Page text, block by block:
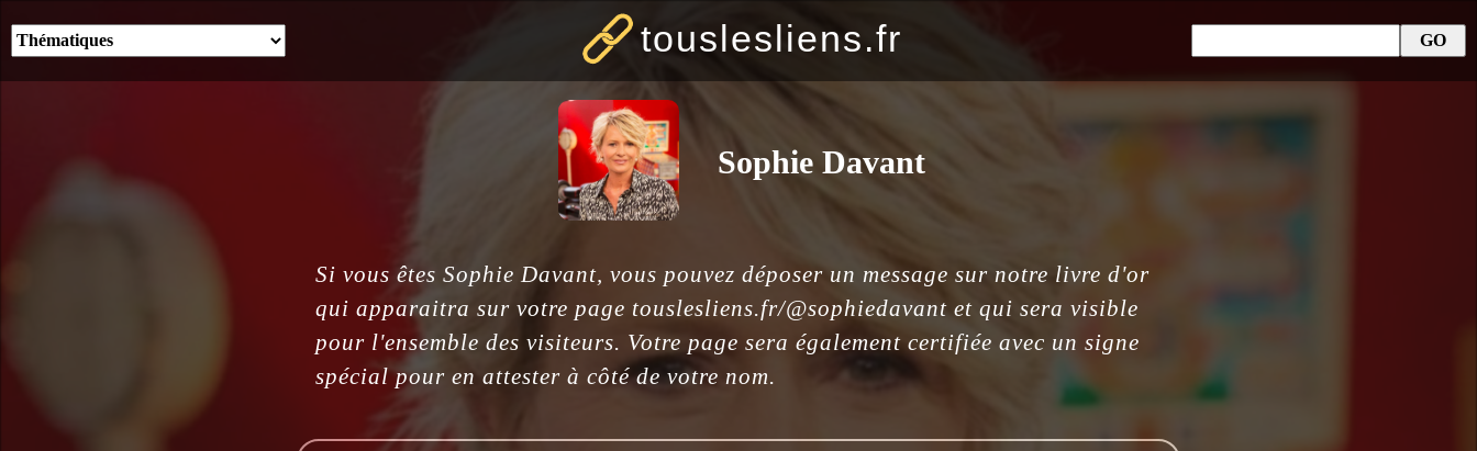
touslesliens.fr
Sophie Davant
Si vous êtes Sophie Davant, vous pouvez déposer un message sur notre livre d'or
qui apparaitra sur votre page touslesliens.fr/@sophiedavant et qui sera visible
pour l'ensemble des visiteurs. Votre page sera également certifiée avec un signe
spécial pour en attester à côté de votre nom.